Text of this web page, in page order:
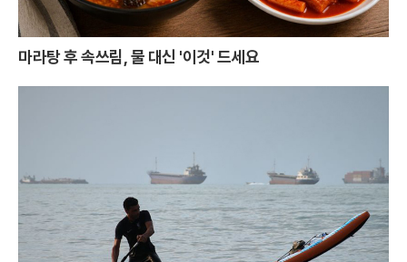
마라탕 후 속쓰림, 물 대신 '이것' 드세요